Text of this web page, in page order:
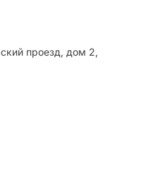
проезд, дом 2,